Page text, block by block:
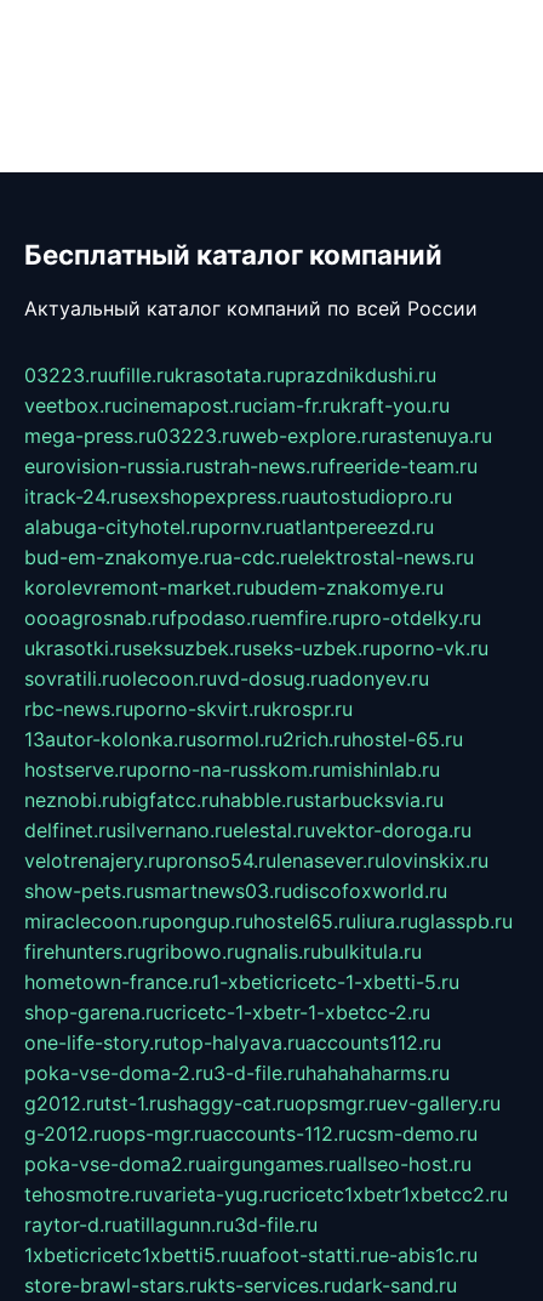
Бесплатный каталог компаний
Актуальный каталог компаний по всей России
03223.ruufille.rukrasotata.ruprazdnikdushi.ru
veetbox.rucinemapost.ruciam-fr.rukraft-you.ru
mega-press.ru03223.ruweb-explore.rurastenuya.ru
eurovision-russia.rustrah-news.rufreeride-team.ru
itrack-24.rusexshopexpress.ruautostudiopro.ru
alabuga-cityhotel.rupornv.ruatlantpereezd.ru
bud-em-znakomye.rua-cdc.ruelektrostal-news.ru
korolevremont-market.rubudem-znakomye.ru
oooagrosnab.rufpodaso.ruemfire.rupro-otdelky.ru
ukrasotki.ruseksuzbek.ruseks-uzbek.ruporno-vk.ru
sovratili.ruolecoon.ruvd-dosug.ruadonyev.ru
rbc-news.ruporno-skvirt.rukrospr.ru
13autor-kolonka.rusormol.ru2rich.ruhostel-65.ru
hostserve.ruporno-na-russkom.rumishinlab.ru
neznobi.rubigfatcc.ruhabble.rustarbucksvia.ru
delfinet.rusilvernano.ruelestal.ruvektor-doroga.ru
velotrenajery.rupronso54.rulenasever.rulovinskix.ru
show-pets.rusmartnews03.rudiscofoxworld.ru
miraclecoon.rupongup.ruhostel65.ruliura.ruglasspb.ru
firehunters.rugribowo.rugnalis.rubulkitula.ru
hometown-france.ru1-xbeticricetc-1-xbetti-5.ru
shop-garena.rucricetc-1-xbetr-1-xbetcc-2.ru
one-life-story.rutop-halyava.ruaccounts112.ru
poka-vse-doma-2.ru3-d-file.ruhahahaharms.ru
g2012.rutst-1.rushaggy-cat.ruopsmgr.ruev-gallery.ru
g-2012.ruops-mgr.ruaccounts-112.rucsm-demo.ru
poka-vse-doma2.ruairgungames.ruallseo-host.ru
tehosmotre.ruvarieta-yug.rucricetc1xbetr1xbetcc2.ru
raytor-d.ruatillagunn.ru3d-file.ru
1xbeticricetc1xbetti5.ruuafoot-statti.rue-abis1c.ru
store-brawl-stars.rukts-services.rudark-sand.ru